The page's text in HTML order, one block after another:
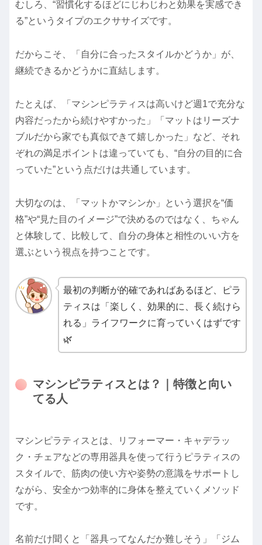
むしろ、“習慣化するほどにじわじわと効果を実感でき
る”というタイプのエクササイズです。
だからこそ、「自分に合ったスタイルかどうか」が、
継続できるかどうかに直結します。
たとえば、「マシンピラティスは高いけど週1で充分な
内容だったから続けやすかった」「マットはリーズナ
ブルだから家でも真似できて嬉しかった」など、それ
ぞれの満足ポイントは違っていても、“自分の目的に合
っていた”という点だけは共通しています。
大切なのは、「マットかマシンか」という選択を“価
格”や“見た目のイメージ”で決めるのではなく、ちゃん
と体験して、比較して、自分の身体と相性のいい方を
選ぶという視点を持つことです。
最初の判断が的確であればあるほど、ピラ
ティスは「楽しく、効果的に、長く続けら
れる」ライフワークに育っていくはずです
🌿
マシンピラティスとは？｜特徴と向い
てる人
マシンピラティスとは、リフォーマー・キャデラッ
ク・チェアなどの専用器具を使って行うピラティスの
スタイルで、筋肉の使い方や姿勢の意識をサポートし
ながら、安全かつ効率的に身体を整えていくメソッド
です。
名前だけ聞くと「器具ってなんだか難しそう」「ジム